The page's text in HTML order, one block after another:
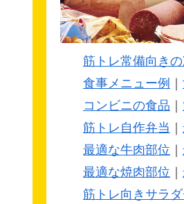
筋トレ常備向き
食事メニュー例
コンビニの食品
筋トレ自作弁当
最適な牛肉部位
最適な焼肉部位
筋トレ向きサラ